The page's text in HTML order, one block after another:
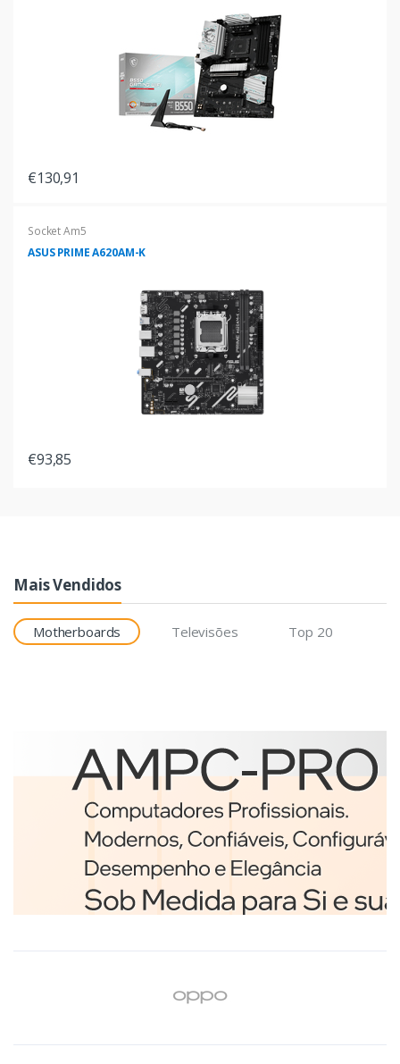
€130,91
Socket Am5
ASUS PRIME A620AM-K
€93,85
Mais Vendidos
Motherboards Televisões Top 20
Etiquetas
Brother BCS-1J074102-121
etiqueta para impressão
Branco
€98,75